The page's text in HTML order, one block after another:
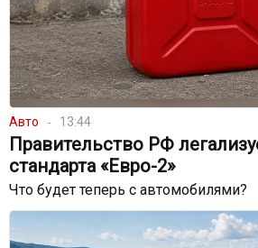
Авто 13:44
Правительство РФ
стандарта «Евро-2»
Что будет теперь с автомобилями?